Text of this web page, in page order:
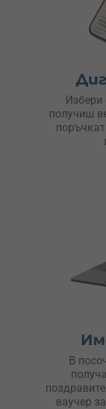
Избери
получиш
В
ваучер